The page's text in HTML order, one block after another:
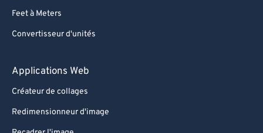
Feet à Meters
Convertisseur d'unités
Applications Web
Créateur de collages
Redimensionneur d'image